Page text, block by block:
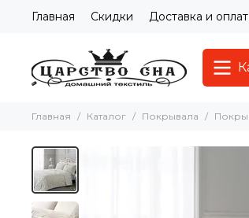
Главная Скидки Доставка и
Главная Каталог Покрывала